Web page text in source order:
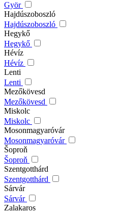
Györ
Hajdúszoboszló
Hajdúszoboszló
Hegykő
Hegykő
Hévíz
Hévíz
Lenti
Lenti
Mezőkövesd
Mezőkövesd
Miskolc
Miskolc
Mosonmagyaróvár
Mosonmagyaróvár
Šoproň
Šoproň
Szentgotthárd
Szentgotthárd
Sárvár
Sárvár
Zalakaros